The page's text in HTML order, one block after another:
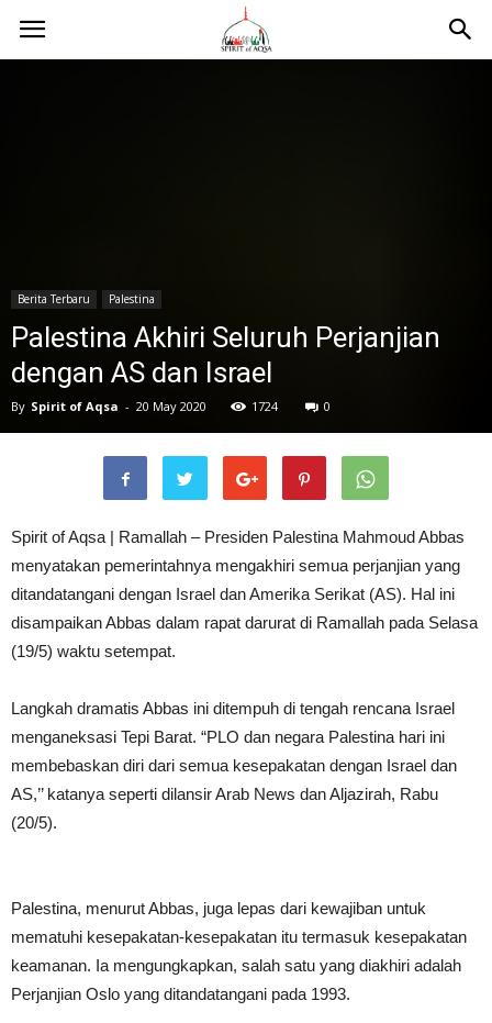
Berita Terbaru Palestina
Palestina Akhiri Seluruh Perjanjian
dengan AS dan Israel
By Spirit of Aqsa - 20 May 2020 1724 0
Spirit of Aqsa | Ramallah – Presiden Palestina Mahmoud Abbas
menyatakan pemerintahnya mengakhiri semua perjanjian yang
ditandatangani dengan Israel dan Amerika Serikat (AS). Hal ini
disampaikan Abbas dalam rapat darurat di Ramallah pada Selasa
(19/5) waktu setempat.
Langkah dramatis Abbas ini ditempuh di tengah rencana Israel
menganeksasi Tepi Barat. “PLO dan negara Palestina hari ini
membebaskan diri dari semua kesepakatan dengan Israel dan
AS,’’ katanya seperti dilansir Arab News dan Aljazirah, Rabu
(20/5).
Palestina, menurut Abbas, juga lepas dari kewajiban untuk
mematuhi kesepakatan-kesepakatan itu termasuk kesepakatan
keamanan. Ia mengungkapkan, salah satu yang diakhiri adalah
Perjanjian Oslo yang ditandatangani pada 1993.